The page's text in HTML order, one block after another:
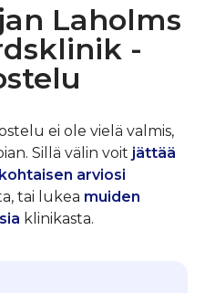
Laholms
-
ei ole vielä valmis,
Sillä välin voit jättää
arviosi
tai lukea muiden
klinikasta.